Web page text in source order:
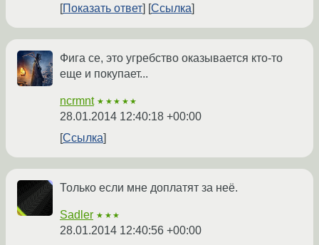
Показать ответ
Ссылка
Фига се, это угребство оказывается кто-то
еще и покупает...
ncrmnt ★★★★★
28.01.2014 12:40:18 +00:00
Ссылка
Только если мне доплатят за неё.
Sadler ★★★
28.01.2014 12:40:56 +00:00